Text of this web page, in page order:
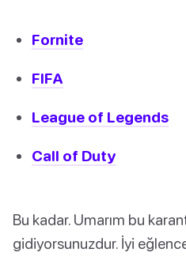
Fornite
FIFA
League of Legends
Call of Duty
Bu kadar. Umarım bu
gidiyorsunuzdur. İyi